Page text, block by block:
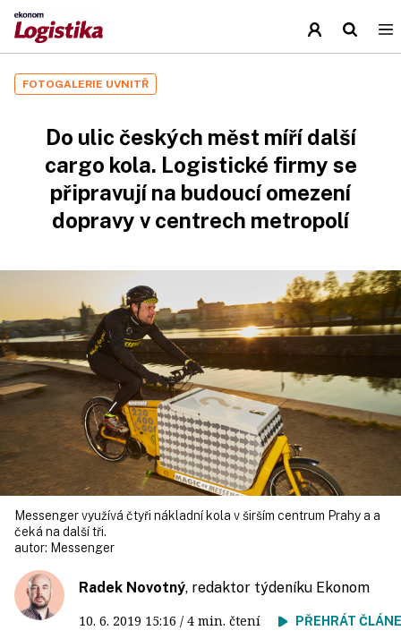
FOTOGALERIE UVNITŘ
Do ulic českých měst míří další
cargo kola. Logistické firmy se
připravují na budoucí omezení
dopravy v centrech metropolí
Messenger využívá čtyři nákladní kola v širším centrum Prahy a a
čeká na další tři.
autor: Messenger
Radek Novotný, redaktor týdeníku Ekonom
10. 6. 2019 15:16 / 4 min. čtení PŘEHRÁT